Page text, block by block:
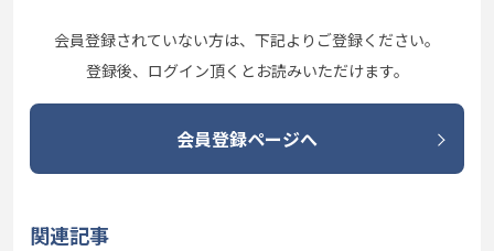
会員登録されていない方は、下記よりご登録ください。
登録後、ログイン頂くとお読みいただけます。
会員登録ページへ
関連記事